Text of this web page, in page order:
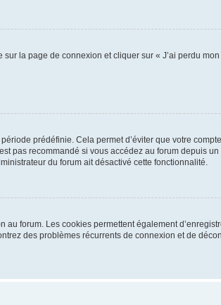
la page de connexion et cliquer sur « J’ai perdu mon
prédéfinie. Cela permet d’éviter que votre
pas recommandé si vous accédez au forum depuis
du forum ait désactivé cette fonctionnalité.
forum. Les cookies permettent également
des problèmes récurrents de connexion et de